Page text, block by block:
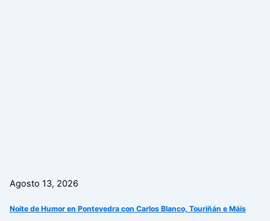
Agosto 13, 2026
Noite de Humor en Pontevedra con Carlos Blanco, Touriñán e Máis